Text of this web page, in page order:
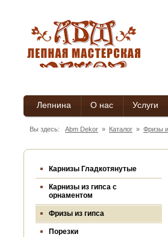
Лепнина О нас Услуги
Вы здесь: Abm Dekor » Каталог » Фризы
Карнизы Гладкотянутые
Карнизы из гипса c
орнаментом
Фризы из гипса
Порезки